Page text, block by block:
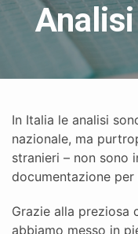
In Italia le analisi
nazionale, ma
stranieri – non sono
documentazione per
Grazie alla preziosa
abbiamo messo in